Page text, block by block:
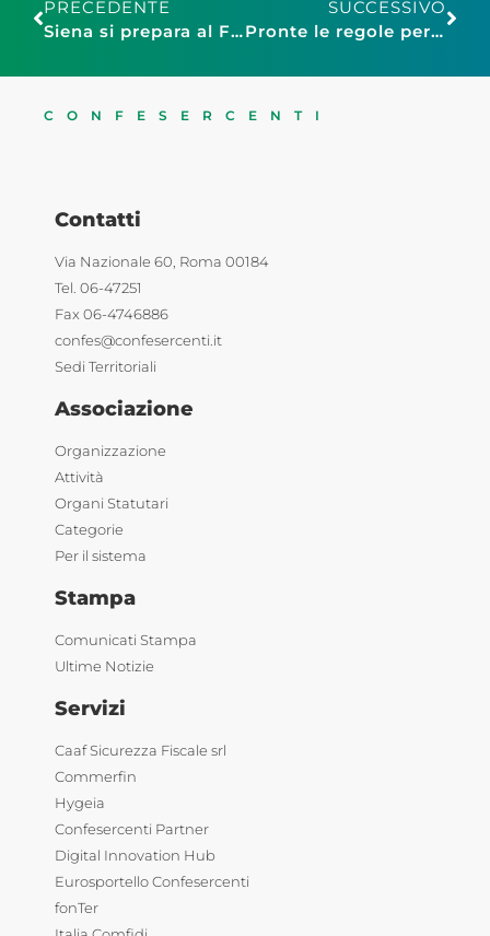
PRECEDENTE
Siena si prepara al Franchising Day
SUCCESSIVO
Pronte le regole per la fatturazione elettronica tra privati
CONFESERCENTI
Contatti
Via Nazionale 60, Roma 00184
Tel. 06-47251
Fax 06-4746886
confes@confesercenti.it
Sedi Territoriali
Associazione
Organizzazione
Attività
Organi Statutari
Categorie
Per il sistema
Stampa
Comunicati Stampa
Ultime Notizie
Servizi
Caaf Sicurezza Fiscale srl
Commerfin
Hygeia
Confesercenti Partner
Digital Innovation Hub
Eurosportello Confesercenti
fonTer